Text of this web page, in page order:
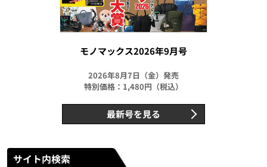
モノマックス2026年9月号
2026年8月7日（金）発売
特別価格：1,480円（税込）
最新号を見る
サイト内検索